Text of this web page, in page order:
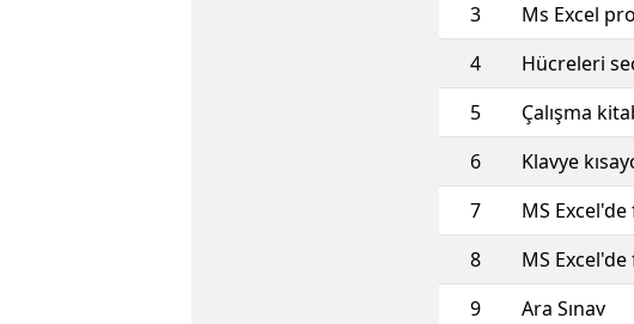
3
Ms Excel
4
Hücreleri
5
Çalışma
6
Klavye
7
MS
8
MS
9
Ara Sınav